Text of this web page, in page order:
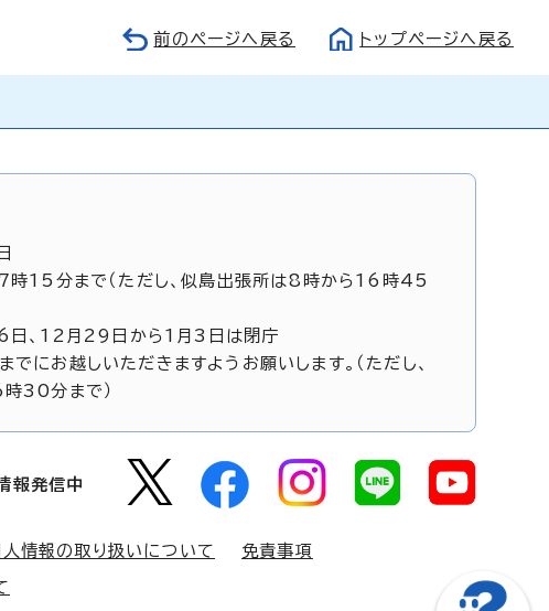
前のページへ戻る トップページへ戻る
15分まで（ただし、似島出張所は8時から16時45
6日、12月29日から1月3日は閉庁
でにお越しいただきますようお願いします。（ただし、
30分まで）
報発信中
情報の取り扱いについて 免責事項